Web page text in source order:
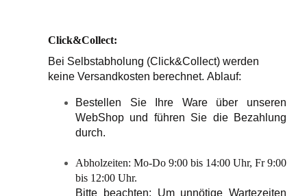
Click&Collect:
Bei Selbstabholung (Click&Collect) werden
keine Versandkosten berechnet. Ablauf:
Bestellen Sie Ihre Ware über unseren
WebShop und führen Sie die Bezahlung
durch.
Abholzeiten: Mo-Do 9:00 bis 14:00 Uhr, Fr 9:00
bis 12:00 Uhr.
Bitte beachten: Um unnötige Wartezeiten